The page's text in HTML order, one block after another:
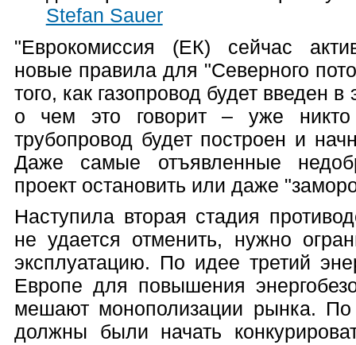
Stefan Sauer
"Еврокомиссия (ЕК) сейчас
новые правила для "Северного
того, как газопровод будет введен
о чем это говорит – уже никто
трубопровод будет построен и
Даже самые отъявленные
проект остановить или даже
Наступила вторая стадия
не удается отменить, нужно
эксплуатацию. По идее третий
Европе для повышения
мешают монополизации рынка. По
должны были начать